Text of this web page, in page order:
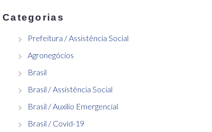
Categorias
Prefeitura / Assistência Social
Agronegócios
Brasil
Brasil / Assistência Social
Brasil / Auxílio Emergencial
Brasil / Covid-19